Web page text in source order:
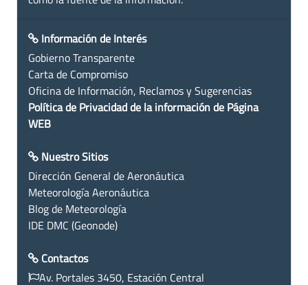
Información de Interés
Gobierno Transparente
Carta de Compromiso
Oficina de Información, Reclamos y Sugerencias
Política de Privacidad de la información de Página
WEB
Nuestro Sitios
Dirección General de Aeronáutica
Meteorología Aeronáutica
Blog de Meteorología
IDE DMC (Geonode)
Contactos
Av. Portales 3450, Estación Central